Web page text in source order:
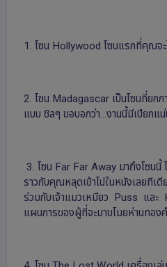
1. โซน Hollywood โซนแรกที่คุณจ
2. โซน Madagascar เป็นโซนที่ย
แบบ ชิลๆ ขอบอกว่า...งานนี้มีเปียกแ
3. โซน Far Far Away มาถึงโซน
ราวกับคุณหลุดเข้าไปในหนังเลยที
ร่วมกับเจ้าแมวเหมียว Puss และ
แผนการของผู้ที่จะมาขโมยห่านทองคํ